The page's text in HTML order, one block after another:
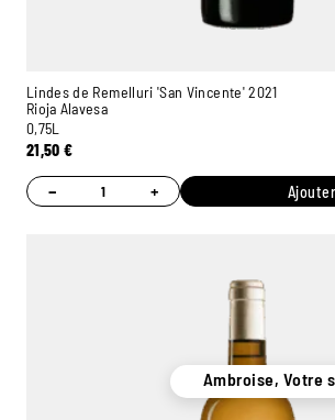
Lindes de Remelluri 'San Vincente' 2021
Rioja Alavesa
0,75L
21,50€
− + Ajouter
Ambroise, Votre